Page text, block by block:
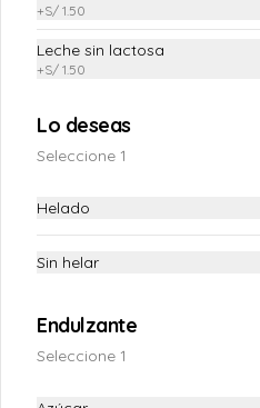
+51014405050
delivery@delicass.com.pe
Sucursales
Trabaja con Nosotros
Términos y condiciones
Redes sociales
+S/ 1.50
Leche sin lactosa
+S/ 1.50
Lo deseas
Seleccione 1
Helado
Sin helar
Endulzante
Seleccione 1